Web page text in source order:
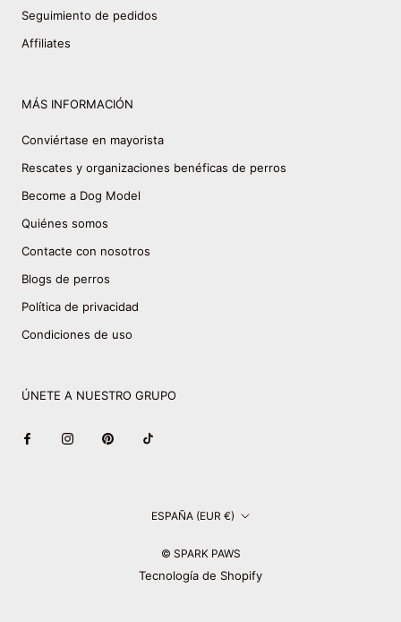
Seguimiento de pedidos
Affiliates
MÁS INFORMACIÓN
Conviértase en mayorista
Rescates y organizaciones benéficas de perros
Become a Dog Model
Quiénes somos
Contacte con nosotros
Blogs de perros
Política de privacidad
Condiciones de uso
ÚNETE A NUESTRO GRUPO
País/región ESPAÑA (EUR €)
© SPARK PAWS
Tecnología de Shopify